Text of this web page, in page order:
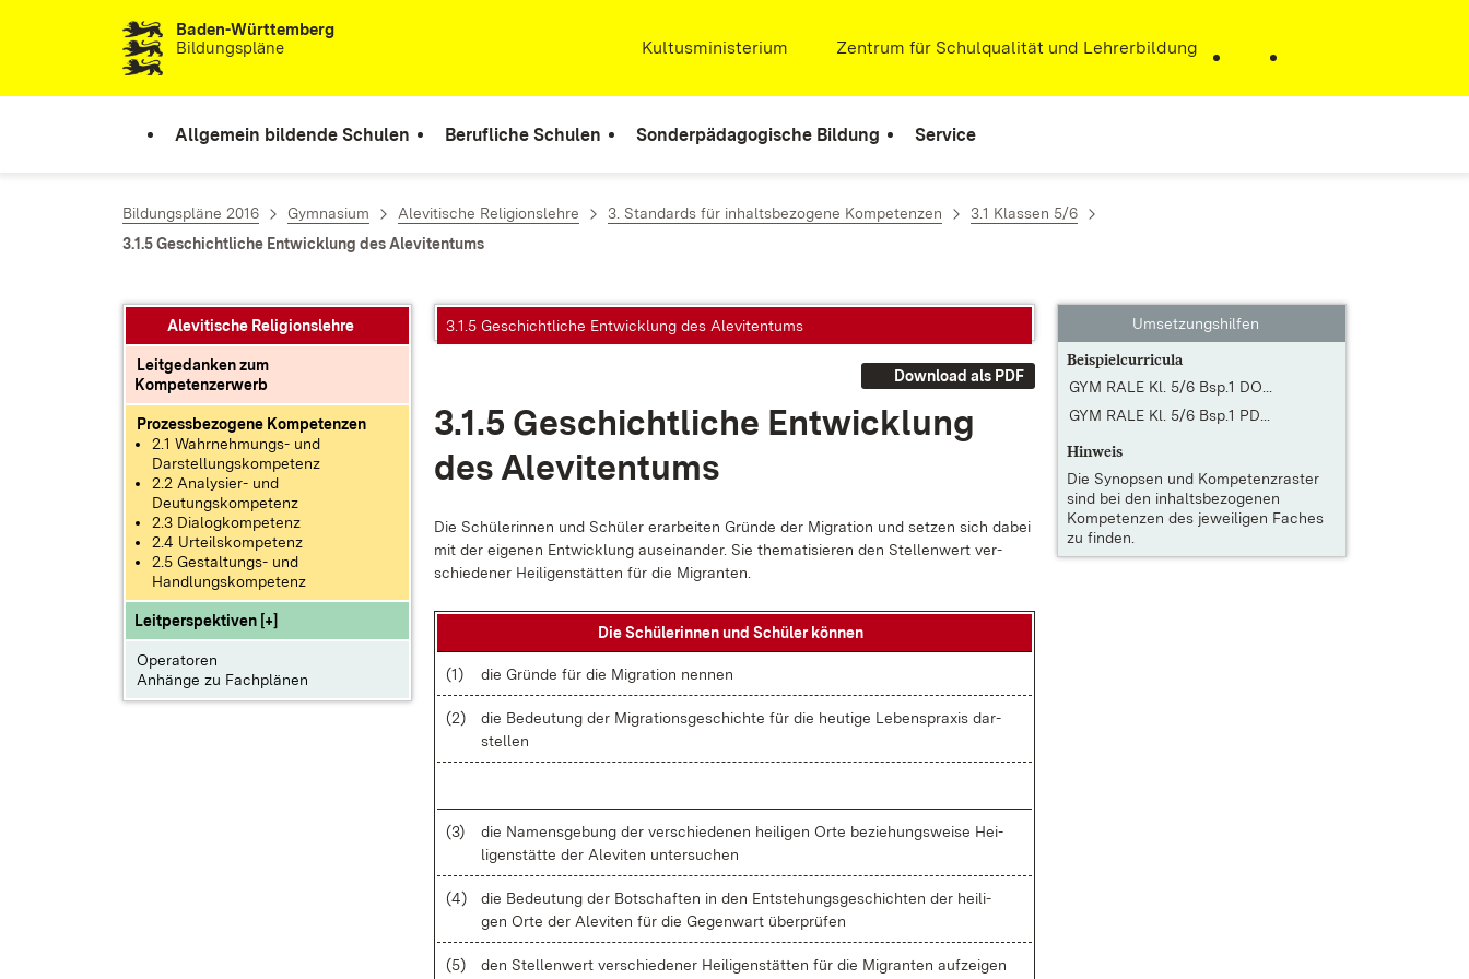
Zum Inhalt springenBaden-Württemberg
Bildungspläne
Extern:
Kultusministerium (Öffnet in neuem Fenster)
Extern:
Zentrum für Schulqualität und Lehrerbildung
Allgemein bildende Schulen Berufliche Schulen Sonderpädagogische Bildung Service
Bildungspläne 2016 Gymnasium Alevitische Religionslehre 3. Standards für inhaltsbezogene Kompetenzen
3.1 Klassen 5/6
3.1.5 Geschichtliche Entwicklung des Alevitentums
Alevitische Religionslehre
Leitgedanken zum
Kompetenzerwerb
Prozessbezogene Kompetenzen
2.1 Wahrnehmungs- und
Darstellungskompetenz
2.2 Analysier- und
Deutungskompetenz
2.3 Dialogkompetenz
2.4 Urteilskompetenz
2.5 Gestaltungs- und
Handlungskompetenz
Leitperspektiven [+]
Operatoren
Anhänge zu Fachplänen
3.1.5 Geschichtliche Entwicklung des Alevitentums
Download als PDF
3.1.5 Ge­schicht­li­che Ent­wick­lung
des Ale­vi­ten­tums
Die Schü­le­rin­nen und Schü­ler er­ar­bei­ten Grün­de der Mi­gra­ti­on und set­zen sich da­bei
mit der ei­ge­nen Ent­wick­lung aus­ein­an­der. Sie the­ma­ti­sie­ren den Stel­len­wert ver­
schie­de­ner Hei­li­gen­stät­ten für die Mi­gran­ten.
Die Schü­le­rin­nen und Schü­ler kön­nen
(1) die Grün­de für die Mi­gra­ti­on nen­nen
(2)
die Be­deu­tung der Mi­gra­ti­ons­ge­schich­te für die heu­ti­ge Le­bens­pra­xis dar­
stel­len
(3)
die Na­mens­ge­bung der ver­schie­de­nen hei­li­gen Or­te be­zie­hungs­wei­se Hei­
li­gen­stät­te der Ale­vi­ten un­ter­su­chen
(4)
die Be­deu­tung der Bot­schaf­ten in den Ent­ste­hungs­ge­schich­ten der hei­li­
gen Or­te der Ale­vi­ten für die Ge­gen­wart über­prü­fen
(5) den Stel­len­wert ver­schie­de­ner Hei­li­gen­stät­ten für die Mi­gran­ten auf­zei­gen
Umsetzungshilfen
Beispielcurricula
GYM RALE Kl. 5/6 Bsp.1 DO...
GYM RALE Kl. 5/6 Bsp.1 PD...
Hinweis
Die Synopsen und Kompetenzraster
sind bei den inhaltsbezogenen
Kompetenzen des jeweiligen Faches
zu finden.